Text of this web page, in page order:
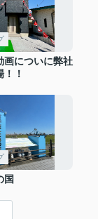
画についに弊社
！
国